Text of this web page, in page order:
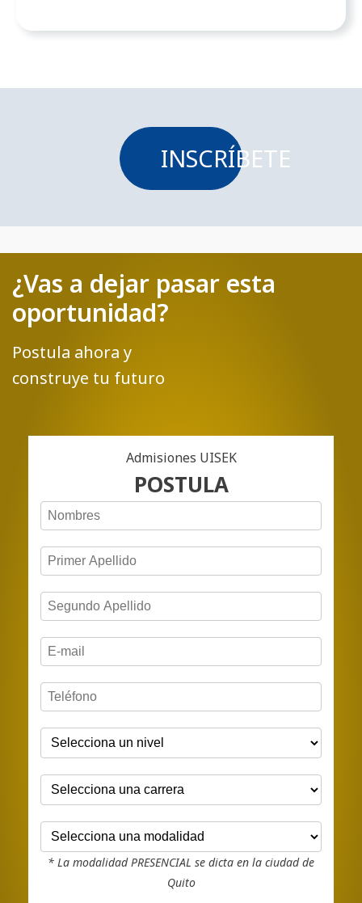
INSCRÍBETE
¿Vas a dejar pasar esta
oportunidad?
Postula ahora y
construye tu futuro
Admisiones UISEK
POSTULA
* La modalidad PRESENCIAL se dicta en la ciudad de
Quito